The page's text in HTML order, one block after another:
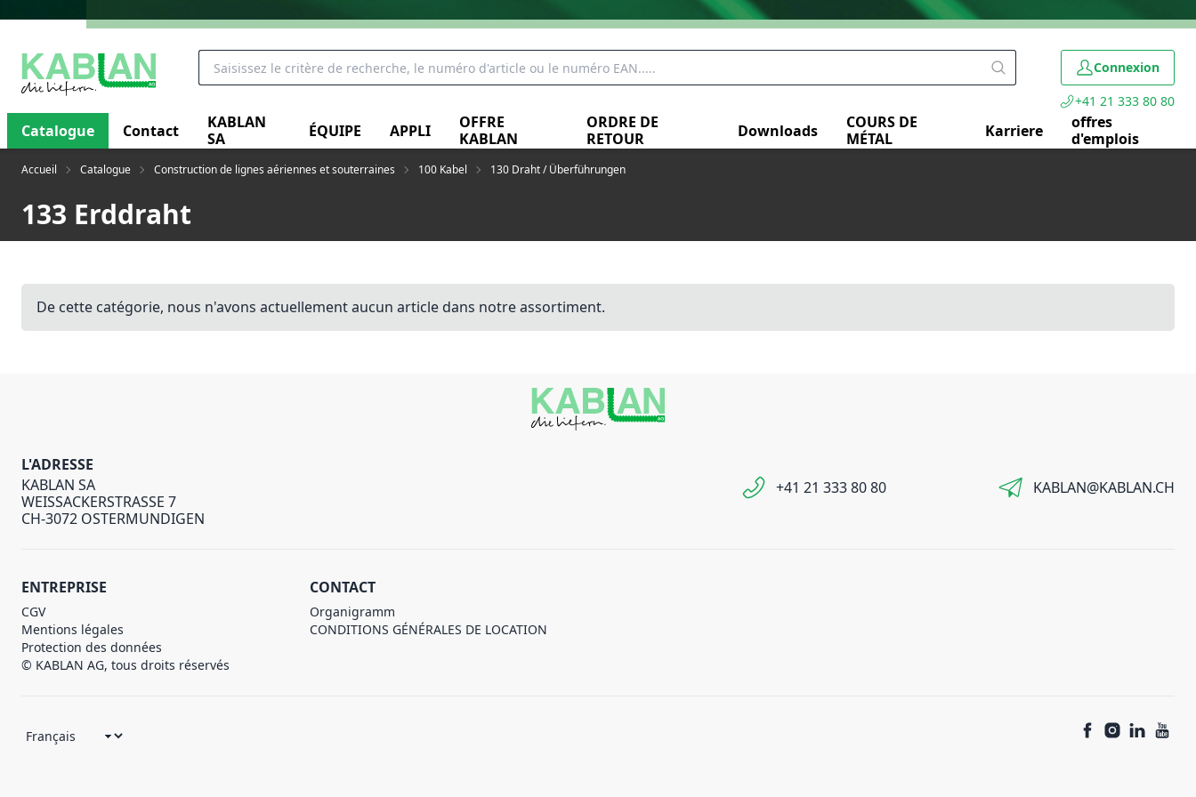
Connexion
+41 21 333 80 80
Catalogue Contact
KABLAN
SA
ÉQUIPE APPLI
OFFRE
KABLAN
ORDRE DE
RETOUR
Downloads
COURS DE
MÉTAL
Karriere
offres
d'emplois
Accueil Catalogue Construction de lignes aériennes et souterraines 100 Kabel 130 Draht / Überführungen
133 Erddraht
De cette catégorie, nous n'avons actuellement aucun article dans notre assortiment.
L'ADRESSE
KABLAN SA
WEISSACKERSTRASSE 7
CH-3072 OSTERMUNDIGEN
+41 21 333 80 80 KABLAN@KABLAN.CH
ENTREPRISE
CGV
Mentions légales
Protection des données
© KABLAN AG, tous droits réservés
CONTACT
Organigramm
CONDITIONS GÉNÉRALES DE LOCATION